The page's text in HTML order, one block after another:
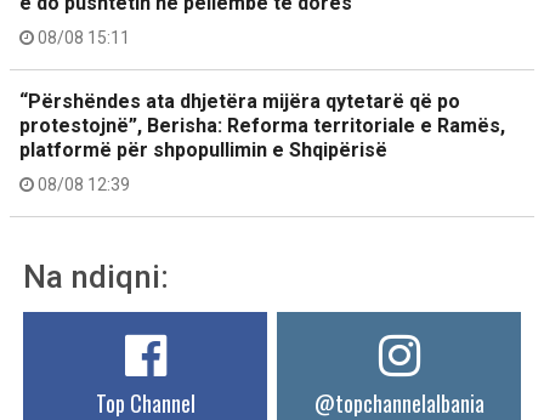
08/08 15:11
“Përshëndes ata dhjetëra mijëra qytetarë që po
protestojnë”, Berisha: Reforma territoriale e Ramës,
platformë për shpopullimin e Shqipërisë
08/08 12:39
Na ndiqni:
Top Channel @topchannelalbania